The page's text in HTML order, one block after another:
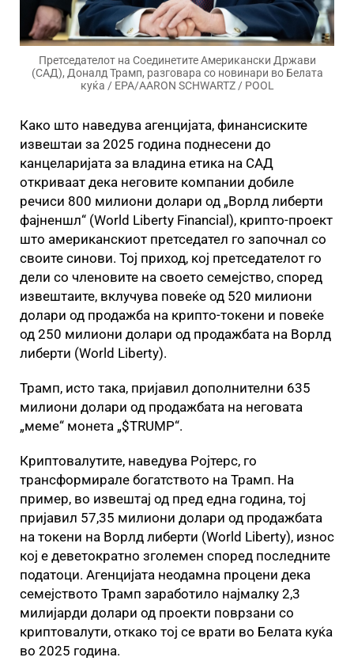
Претседателот на Соединетите Американски Држави
(САД), Доналд Трамп, разговара со новинари во Белата
куќа / EPA/AARON SCHWARTZ / POOL
Како што наведува агенцијата, финансиските
извештаи за 2025 година поднесени до
канцеларијата за владина етика на САД
откриваат дека неговите компании добиле
речиси 800 милиони долари од „Ворлд либерти
фајненшл“ (World Liberty Financial), крипто-проект
што американскиот претседател го започнал со
своите синови. Тој приход, кој претседателот го
дели со членовите на своето семејство, според
извештаите, вклучува повеќе од 520 милиони
долари од продажба на крипто-токени и повеќе
од 250 милиони долари од продажбата на Ворлд
либерти (World Liberty).
Трамп, исто така, пријавил дополнителни 635
милиони долари од продажбата на неговата
„меме“ монета „$TRUMP“.
Криптовалутите, наведува Ројтерс, го
трансформирале богатството на Трамп. На
пример, во извештај од пред една година, тој
пријавил 57,35 милиони долари од продажбата
на токени на Ворлд либерти (World Liberty), износ
кој е деветократно зголемен според последните
податоци. Агенцијата неодамна процени дека
семејството Трамп заработило најмалку 2,3
милијарди долари од проекти поврзани со
криптовалути, откако тој се врати во Белата куќа
во 2025 година.